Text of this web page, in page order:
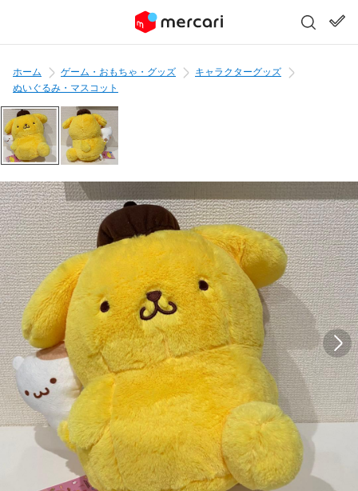
ホーム ゲーム・おもちゃ・グッズ
キャラクターグッズ
ぬいぐるみ・マスコット